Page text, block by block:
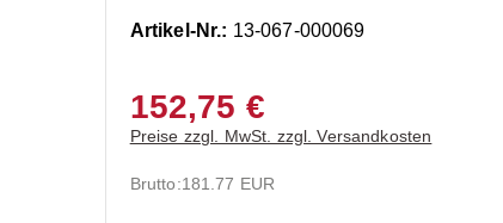
Artikel-Nr.: 13-067-000069
152,75 €
Preise zzgl. MwSt. zzgl. Versandkosten
Brutto:181.77 EUR